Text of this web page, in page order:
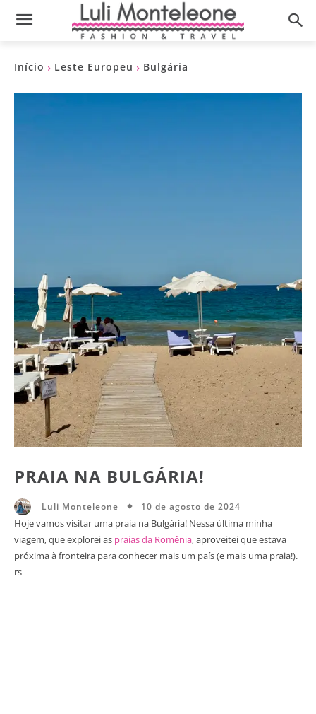
Início Leste Europeu Bulgária
PRAIA NA BULGÁRIA!
Luli Monteleone 10 de agosto de 2024
Hoje vamos visitar uma praia na Bulgária! Nessa última minha
viagem, que explorei as praias da Romênia, aproveitei que estava
próxima à fronteira para conhecer mais um país (e mais uma praia!).
rs